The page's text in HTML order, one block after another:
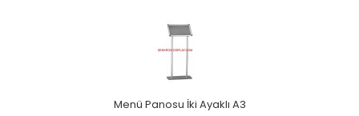
Menü Panosu İki Ayaklı A3